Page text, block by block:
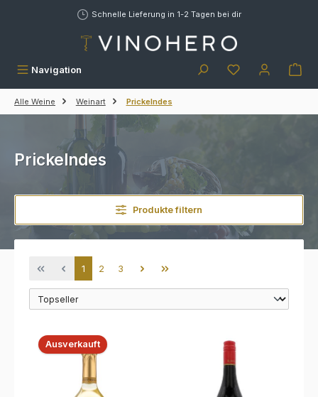
Schnelle Lieferung in 1-2 Tagen bei dir
Navigation
Alle Weine Weinart Prickelndes
Prickelndes
Produkte filtern
Seite
1 Seite
2 Seite
3
Ausverkauft